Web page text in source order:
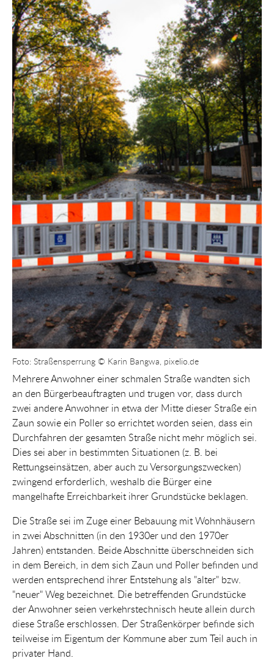
Foto: Straßensperrung © Karin Bangwa, pixelio.de
Mehrere Anwohner einer schmalen Straße wandten sich
an den Bürgerbeauftragten und trugen vor, dass durch
zwei andere Anwohner in etwa der Mitte dieser Straße ein
Zaun sowie ein Poller so errichtet worden seien, dass ein
Durchfahren der gesamten Straße nicht mehr möglich sei.
Dies sei aber in bestimmten Situationen (z. B. bei
Rettungseinsätzen, aber auch zu Versorgungszwecken)
zwingend erforderlich, weshalb die Bürger eine
mangelhafte Erreichbarkeit ihrer Grundstücke beklagen.
Die Straße sei im Zuge einer Bebauung mit Wohnhäusern
in zwei Abschnitten (in den 1930er und den 1970er
Jahren) entstanden. Beide Abschnitte überschneiden sich
in dem Bereich, in dem sich Zaun und Poller befinden und
werden entsprechend ihrer Entstehung als "alter" bzw.
"neuer" Weg bezeichnet. Die betreffenden Grundstücke
der Anwohner seien verkehrstechnisch heute allein durch
diese Straße erschlossen. Der Straßenkörper befinde sich
teilweise im Eigentum der Kommune aber zum Teil auch in
privater Hand.